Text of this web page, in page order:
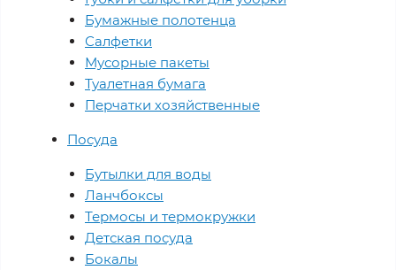
Бумажные полотенца
Салфетки
Мусорные пакеты
Туалетная бумага
Перчатки хозяйственные
Посуда
Бутылки для воды
Ланчбоксы
Термосы и термокружки
Детская посуда
Бокалы